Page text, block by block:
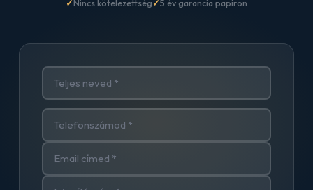
Nincs kötelezettség
5 év garancia papíron